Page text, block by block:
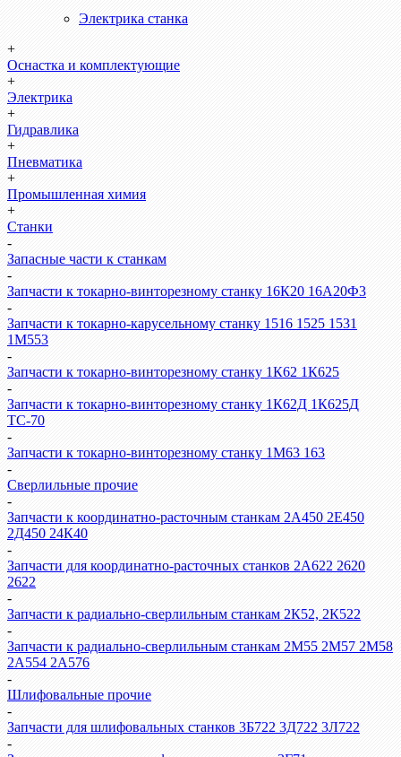
Электрика станка
+
Оснастка и комплектующие
+
Электрика
+
Гидравлика
+
Пневматика
+
Промышленная химия
+
Станки
-
Запасные части к станкам
-
Запчасти к токарно-винторезному станку 16К20 16А20Ф3
-
Запчасти к токарно-карусельному станку 1516 1525 1531
1М553
-
Запчасти к токарно-винторезному станку 1К62 1К625
-
Запчасти к токарно-винторезному станку 1К62Д 1К625Д
ТС-70
-
Запчасти к токарно-винторезному станку 1М63 163
-
Сверлильные прочие
-
Запчасти к координатно-расточным станкам 2А450 2Е450
2Д450 24К40
-
Запчасти для координатно-расточных станков 2А622 2620
2622
-
Запчасти к радиально-сверлильным станкам 2К52, 2К522
-
Запчасти к радиально-сверлильным станкам 2М55 2М57 2М58
2А554 2А576
-
Шлифовальные прочие
-
Запчасти для шлифовальных станков 3Б722 3Д722 3Л722
-